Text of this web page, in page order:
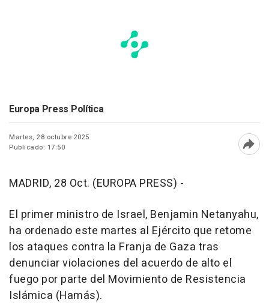
Europa Press Política
Martes, 28 octubre 2025
Publicado: 17:50
MADRID, 28 Oct. (EUROPA PRESS) -
El primer ministro de Israel, Benjamin Netanyahu,
ha ordenado este martes al Ejército que retome
los ataques contra la Franja de Gaza tras
denunciar violaciones del acuerdo de alto el
fuego por parte del Movimiento de Resistencia
Islámica (Hamás).